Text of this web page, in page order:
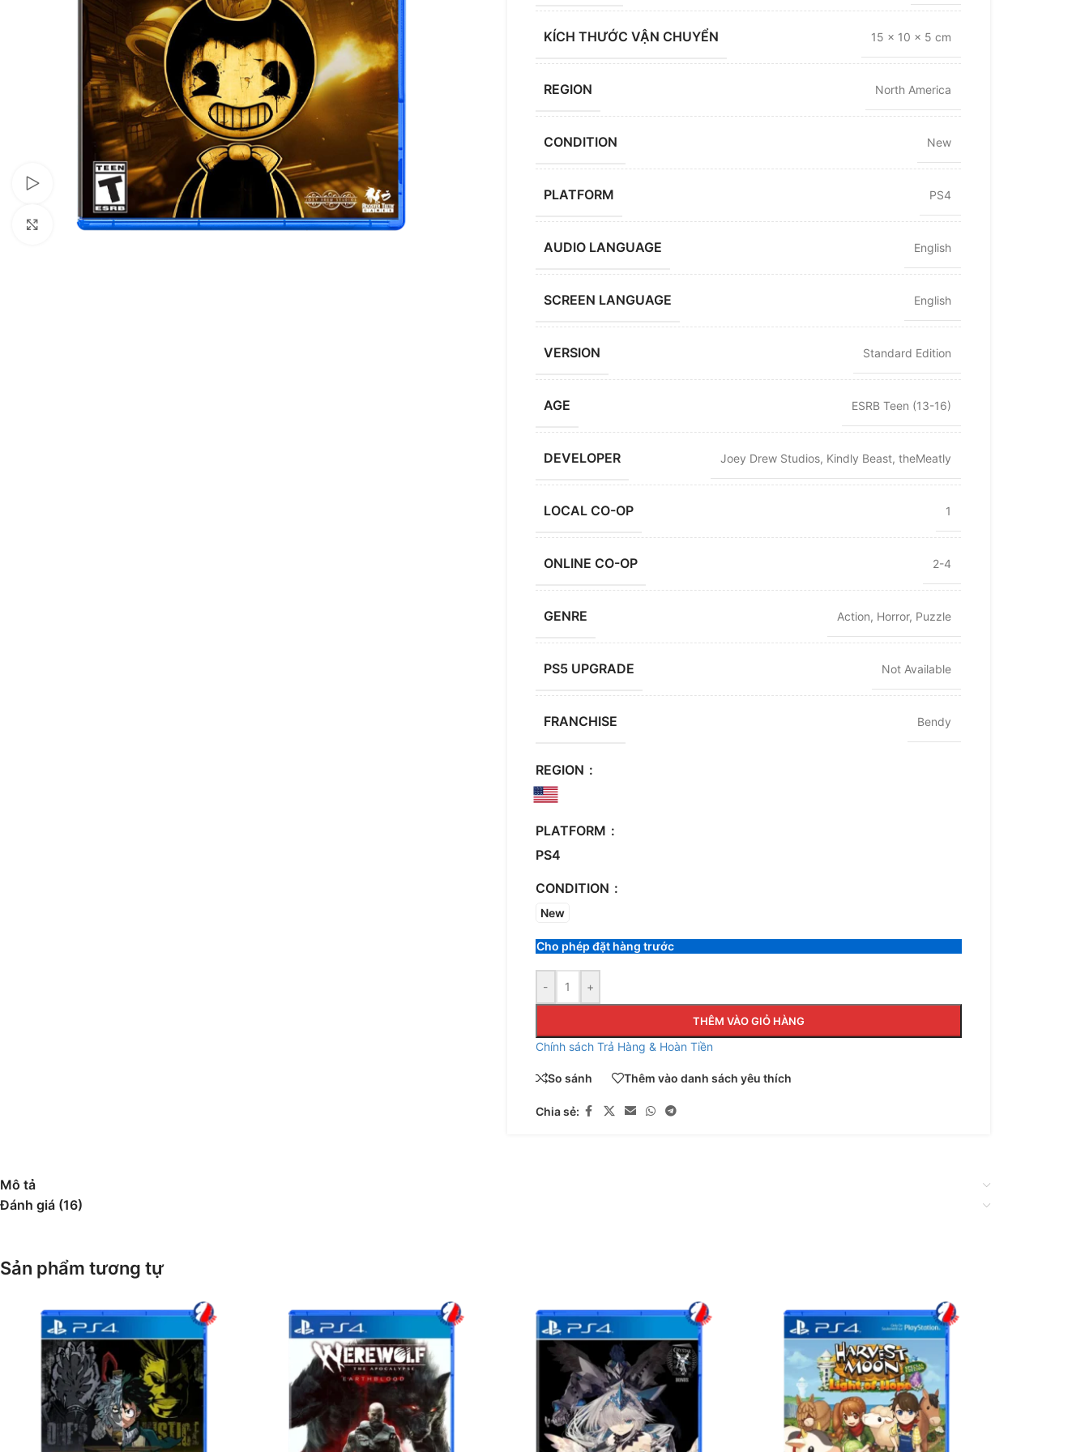
Xem video
Nhấp để phóng to
KÍCH THƯỚC VẬN CHUYỂN 15 × 10 × 5 cm
REGION North America
CONDITION New
PLATFORM PS4
AUDIO LANGUAGE English
SCREEN LANGUAGE English
VERSION Standard Edition
AGE ESRB Teen (13-16)
DEVELOPER Joey Drew Studios, Kindly Beast, theMeatly
LOCAL CO-OP 1
ONLINE CO-OP 2-4
GENRE Action, Horror, Puzzle
PS5 UPGRADE Not Available
FRANCHISE Bendy
REGION
PLATFORM
PS4
CONDITION
New
Cho phép đặt hàng trước
- +
THÊM VÀO GIỎ HÀNG
Chính sách Trả Hàng & Hoàn Tiền
So sánh Thêm vào danh sách yêu thích
Chia sẻ:
Mô tả
Đánh giá (16)
Sản phẩm tương tự